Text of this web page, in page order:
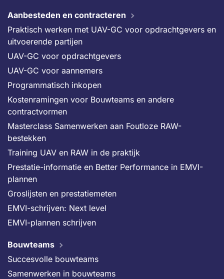
Aanbesteden en contracteren
Praktisch werken met UAV-GC voor opdrachtgevers en
uitvoerende partijen
UAV-GC voor opdrachtgevers
UAV-GC voor aannemers
Programmatisch inkopen
Kostenramingen voor Bouwteams en andere
contractvormen
Masterclass Samenwerken aan Foutloze RAW-
bestekken
Training UAV en RAW in de praktijk
Prestatie-informatie en Better Performance in EMVI-
plannen
Groslijsten en prestatiemeten
EMVI-schrijven: Next level
EMVI-plannen schrijven
Bouwteams
Succesvolle bouwteams
Samenwerken in bouwteams